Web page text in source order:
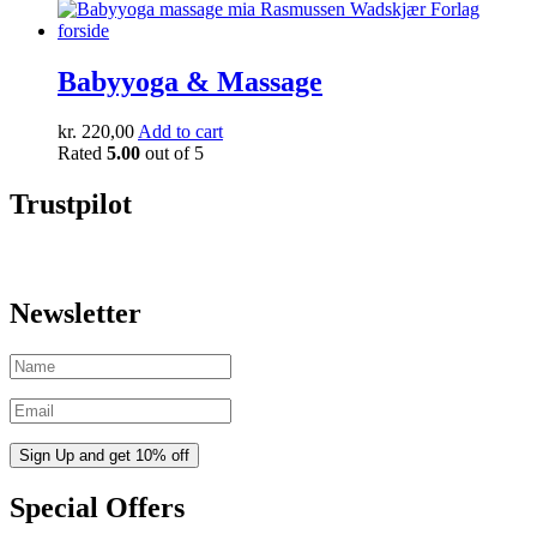
Babyyoga & Massage
kr. 220,00Add to cart
Rated 5.00 out of 5
Trustpilot
Newsletter
Special Offers